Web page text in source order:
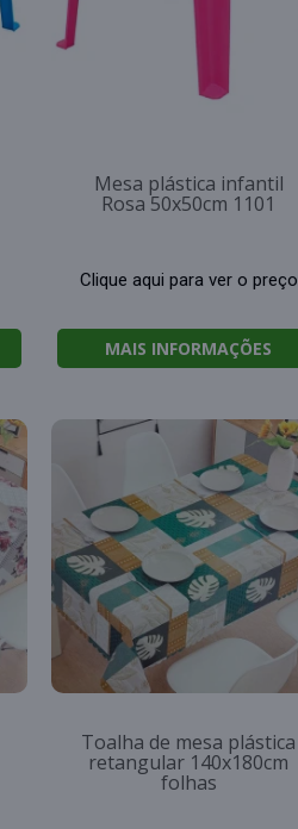
Mesa plástica infantil
Rosa 50x50cm 1101
Clique aqui para ver o preço
MAIS INFORMAÇÕES
Toalha de mesa plástica
retangular 140x180cm
folhas